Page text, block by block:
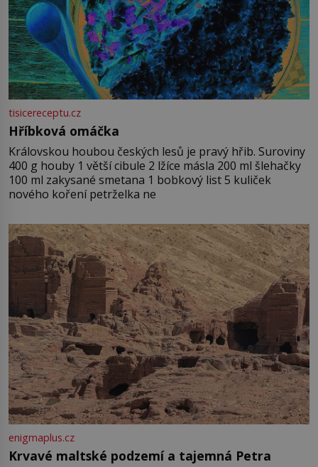
tisicereceptu.cz
Hříbková omáčka
Královskou houbou českých lesů je pravý hřib. Suroviny
400 g houby 1 větší cibule 2 lžíce másla 200 ml šlehačky
100 ml zakysané smetana 1 bobkový list 5 kuliček
nového koření petrželka ne
enigmaplus.cz
Krvavé maltské podzemí a tajemná Petra